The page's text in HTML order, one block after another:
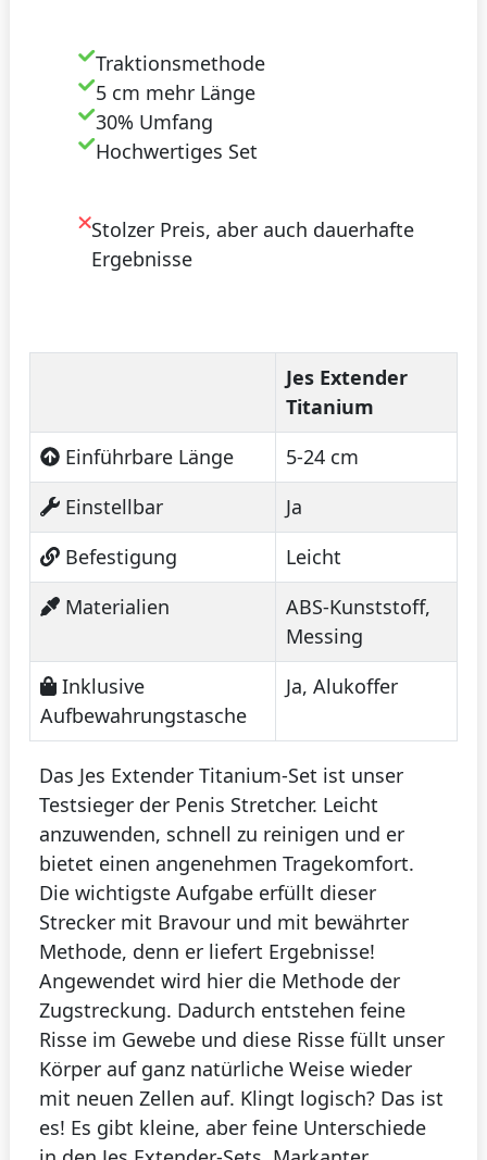
Traktionsmethode
5 cm mehr Länge
30% Umfang
Hochwertiges Set
Stolzer Preis, aber auch dauerhafte
Ergebnisse
Jes Extender
Titanium
Einführbare Länge
5-24 cm
Einstellbar
Ja
Befestigung
Leicht
Materialien
ABS-Kunststoff,
Messing
Inklusive
Aufbewahrungstasche
Ja, Alukoffer
Das Jes Extender Titanium-Set ist unser
Testsieger der Penis Stretcher. Leicht
anzuwenden, schnell zu reinigen und er
bietet einen angenehmen Tragekomfort.
Die wichtigste Aufgabe erfüllt dieser
Strecker mit Bravour und mit bewährter
Methode, denn er liefert Ergebnisse!
Angewendet wird hier die Methode der
Zugstreckung. Dadurch entstehen feine
Risse im Gewebe und diese Risse füllt unser
Körper auf ganz natürliche Weise wieder
mit neuen Zellen auf. Klingt logisch? Das ist
es! Es gibt kleine, aber feine Unterschiede